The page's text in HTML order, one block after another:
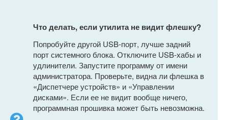
Что делать, если утилита не видит флешку?
Попробуйте другой USB-порт, лучше задний
порт системного блока. Отключите USB-хабы и
удлинители. Запустите программу от имени
администратора. Проверьте, видна ли флешка в
«Диспетчере устройств» и «Управлении
дисками». Если ее не видит вообще ничего,
программная прошивка может быть невозможна.